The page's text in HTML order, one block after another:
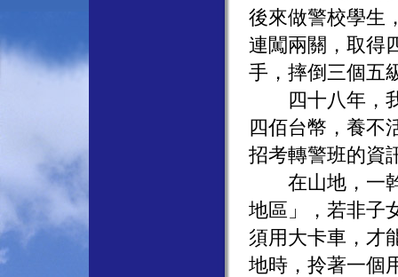
後來做警校學生
連闖兩關，取得
手，摔倒三個五
四十八年，我
四佰台幣，養不
招考轉警班的資
在山地，一幹
地區」，若非子
須用大卡車，才
地時，拎著一個